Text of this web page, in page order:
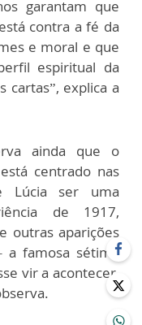
garantam que
contra a fé da
e moral e que
espiritual da
cartas”, explica a
ainda que o
centrado nas
Lúcia ser uma
de 1917,
outras aparições
a famosa sétima
vir a acontecer,